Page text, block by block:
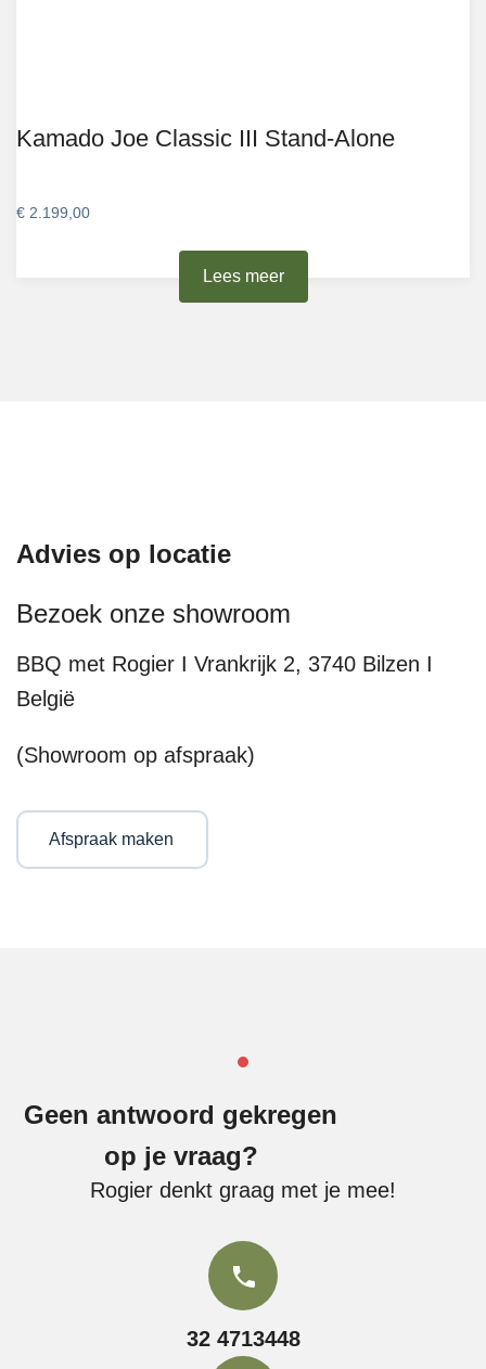
Lees meer
Kamado Joe Classic III Stand-Alone
€ 2.199,00
Advies op locatie
Bezoek onze showroom
BBQ met Rogier I Vrankrijk 2, 3740 Bilzen I
België
(Showroom op afspraak)
Afspraak maken
Geen antwoord gekregen
op je vraag?
Rogier denkt graag met je mee!
32 4713448